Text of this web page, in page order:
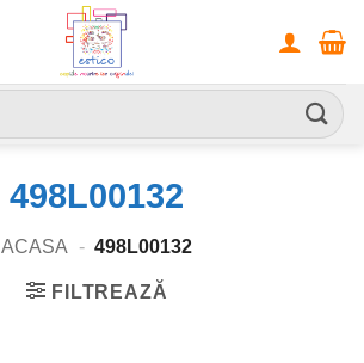
498L00132
ACASA - 498L00132
FILTREAZĂ